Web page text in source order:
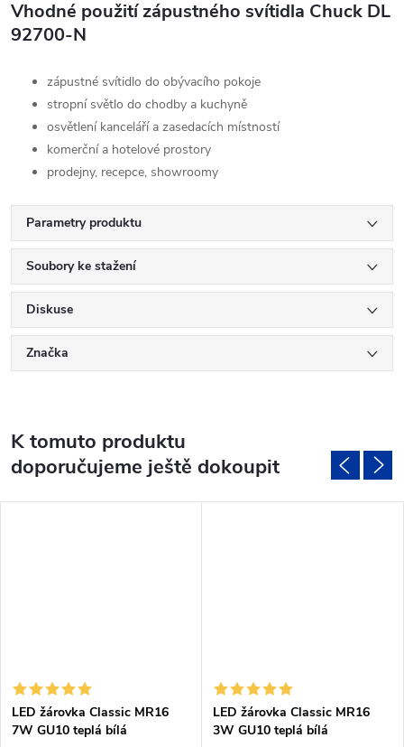
Vhodné použití zápustného svítidla Chuck DL
92700-N
zápustné svítidlo do obývacího pokoje
stropní světlo do chodby a kuchyně
osvětlení kanceláří a zasedacích místností
komerční a hotelové prostory
prodejny, recepce, showroomy
Parametry produktu
Soubory ke stažení
Diskuse
Značka
K tomuto produktu
doporučujeme ještě dokoupit
LED žárovka Classic MR16
7W GU10 teplá bílá
LED žárovka Classic MR16
3W GU10 teplá bílá